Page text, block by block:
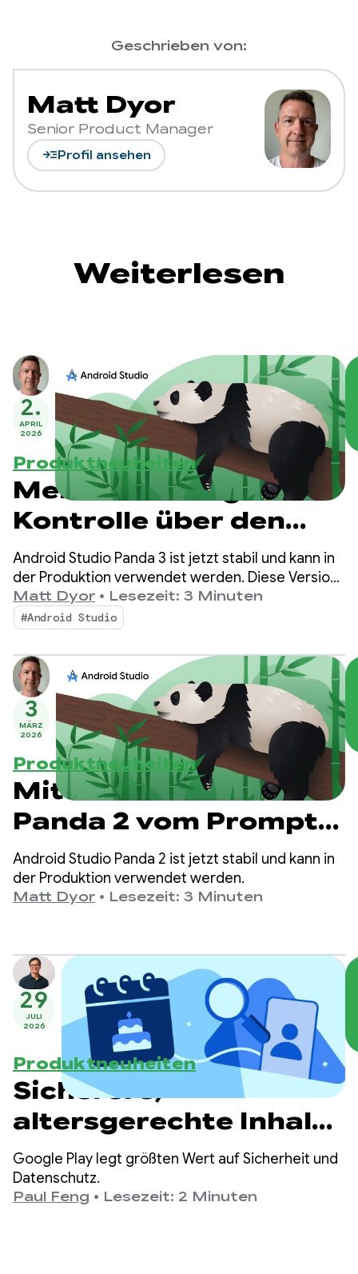
Geschrieben von:
Matt Dyor
Senior Product Manager
read_more Profil ansehen
Weiterlesen
2.
APRIL
2026
Produktneuheiten
Mehr Anleitung und
Kontrolle über den
Agentenmodus mit
Android Studio Panda
3
Android Studio Panda 3 ist jetzt stabil und kann in
der Produktion verwendet werden. Diese Version
bietet noch mehr Kontrolle und
Anpassungsmöglichkeiten für Ihre KI-gestützten
Workflows, mit denen sich hochwertige Android-
Apps einfacher als je zuvor entwickeln lassen.
Matt Dyor • Lesezeit: 3 Minuten
#Android Studio
3
MÄRZ
2026
Produktneuheiten
Mit Android Studio
Panda 2 vom Prompt
zum funktionierenden
Prototyp
Android Studio Panda 2 ist jetzt stabil und kann in
der Produktion verwendet werden.
Matt Dyor • Lesezeit: 3 Minuten
29
JULI
2026
Produktneuheiten
Sicherere,
altersgerechte Inhalte
bei Google Play
Google Play legt größten Wert auf Sicherheit und
Datenschutz.
Paul Feng • Lesezeit: 2 Minuten